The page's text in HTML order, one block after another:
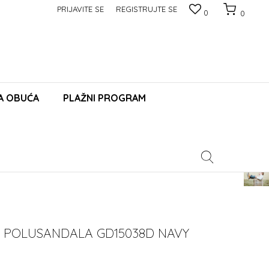
0
0
PRIJAVITE SE REGISTRUJTE SE
OBUĆA PLAŽNI PROGRAM
GD15038D NAVY